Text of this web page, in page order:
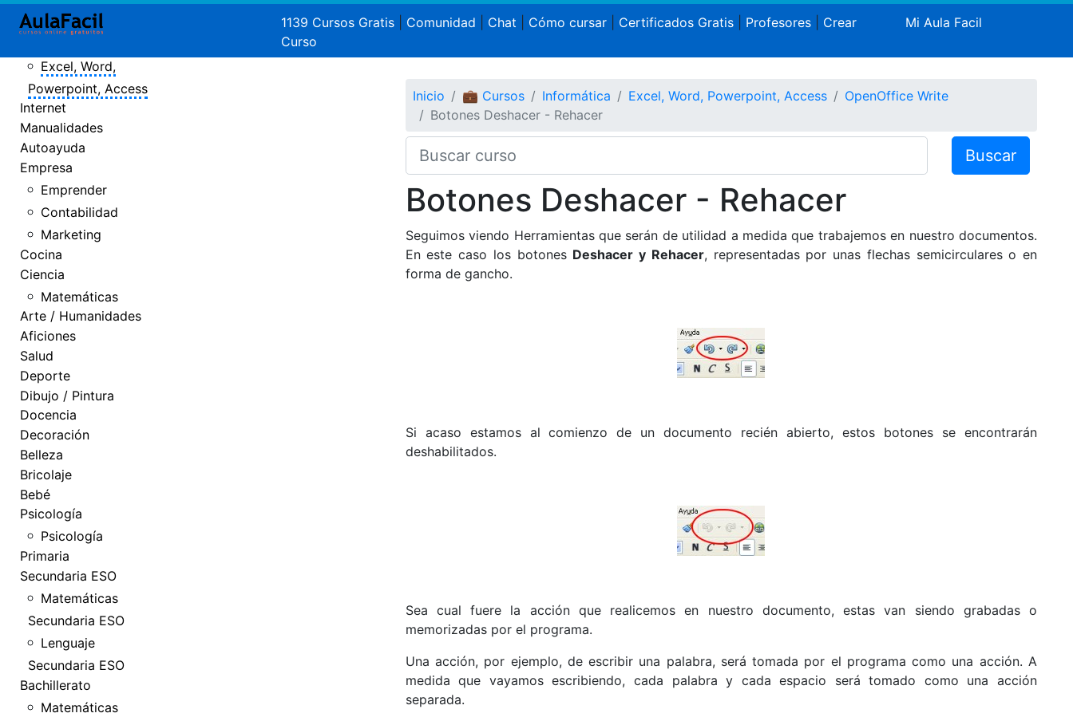
1139 Cursos Gratis Comunidad Chat Cómo cursar| Certificados Gratis| Profesores| Crear
Curso
Mi Aula Facil
Crear Páginas
Excel, Word,
Powerpoint, Access
Internet
Manualidades
Autoayuda
Empresa
Emprender
Contabilidad
Marketing
Cocina
Ciencia
Matemáticas
Arte / Humanidades
Aficiones
Salud
Deporte
Dibujo / Pintura
Docencia
Decoración
Belleza
Bricolaje
Bebé
Psicología
Psicología
Primaria
Secundaria ESO
Matemáticas
Secundaria ESO
Lenguaje
Secundaria ESO
Bachillerato
Matemáticas
Inicio 💼 Cursos Informática Excel, Word, Powerpoint, Access
OpenOffice Write
Botones Deshacer - Rehacer
Buscar
Botones Deshacer - Rehacer
Seguimos viendo Herramientas que serán de utilidad a medida que trabajemos en nuestro documentos.
En este caso los botones Deshacer y Rehacer, representadas por unas flechas semicirculares o en
forma de gancho.
Si acaso estamos al comienzo de un documento recién abierto, estos botones se encontrarán
deshabilitados.
Sea cual fuere la acción que realicemos en nuestro documento, estas van siendo grabadas o
memorizadas por el programa.
Una acción, por ejemplo, de escribir una palabra, será tomada por el programa como una acción. A
medida que vayamos escribiendo, cada palabra y cada espacio será tomado como una acción
separada.